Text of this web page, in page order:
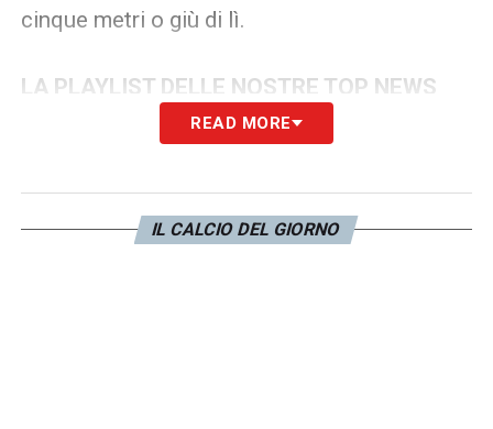
cinque metri o giù di lì.
LA PLAYLIST DELLE NOSTRE TOP NEWS
READ MORE
IL CALCIO DEL GIORNO